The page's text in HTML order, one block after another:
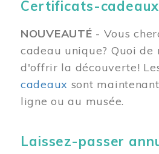
Certificats-cadeaux
NOUVEAUTÉ - Vous
cadeau unique? Quoi de
d'offrir la découverte!
cadeaux sont
ligne ou au musée.
Laissez-passer